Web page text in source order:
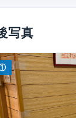
写真